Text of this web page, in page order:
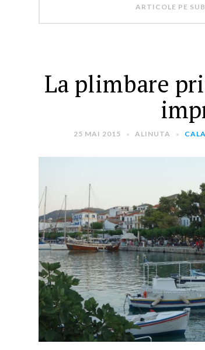
ARTICOLE PE
La plimbare
25 MAI 2015 ALINUTA